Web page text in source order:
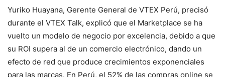
Yuriko Huayana, Gerente General de VTEX Perú, precisó
durante el VTEX Talk, explicó que el Marketplace se ha
vuelto un modelo de negocio por excelencia, debido a que
su ROI supera al de un comercio electrónico, dando un
efecto de red que produce crecimientos exponenciales
para las marcas. En Perú, el 52% de las compras online se